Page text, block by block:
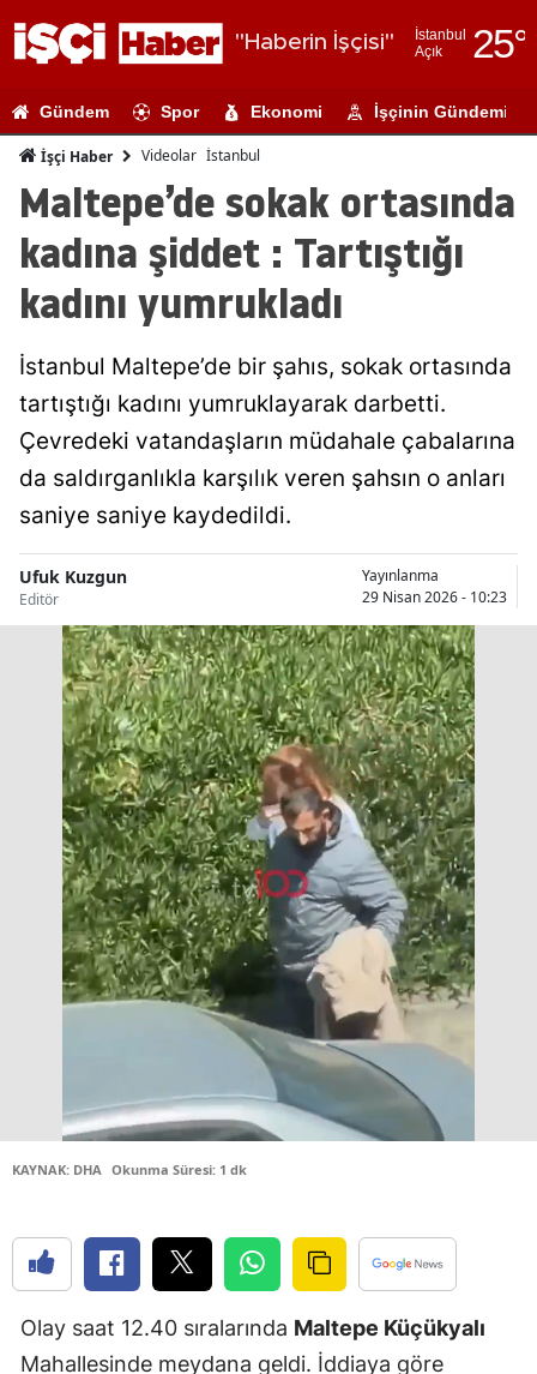
"Haberin İşçisi"
İstanbul
Açık
25°
Adıyaman
Ağrı
Amasya
Antalya
Artvin
Aydın
Bitlis
Bolu
Burdur
Bursa
Çanakkale
Çankırı
Çorum
Denizli
Diyarbakır
Gündem Spor Ekonomi İşçinin Gündemi
İşçi Haber Videolar İstanbul
Maltepe’de sokak ortasında
kadına şiddet : Tartıştığı
kadını yumrukladı
İstanbul Maltepe’de bir şahıs, sokak ortasında
tartıştığı kadını yumruklayarak darbetti.
Çevredeki vatandaşların müdahale çabalarına
da saldırganlıkla karşılık veren şahsın o anları
saniye saniye kaydedildi.
Ufuk Kuzgun
Editör
Yayınlanma
29 Nisan 2026 - 10:23
KAYNAK: DHA Okunma Süresi: 1 dk
Olay saat 12.40 sıralarında Maltepe Küçükyalı
Mahallesinde meydana geldi. İddiaya göre